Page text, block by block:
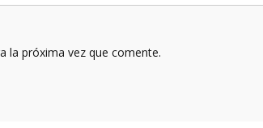
la próxima vez que comente.